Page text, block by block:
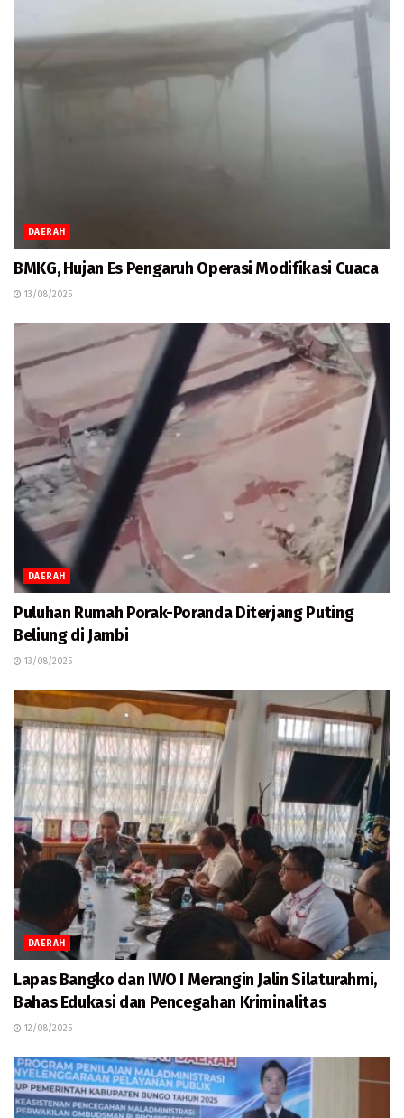
DAERAH
BMKG, Hujan Es Pengaruh Operasi Modifikasi Cuaca
13/08/2025
DAERAH
Puluhan Rumah Porak-Poranda Diterjang Puting
Beliung di Jambi
13/08/2025
DAERAH
Lapas Bangko dan IWO I Merangin Jalin Silaturahmi,
Bahas Edukasi dan Pencegahan Kriminalitas
12/08/2025